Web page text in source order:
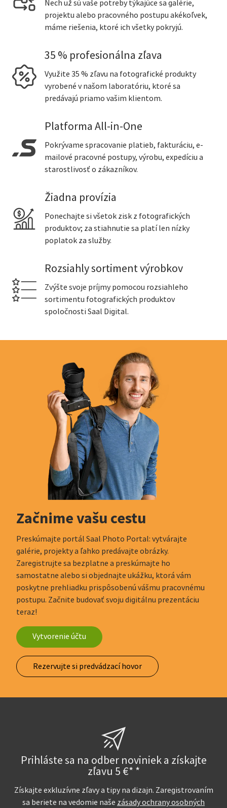
Nech už sú vaše potreby týkajúce sa galérie,
projektu alebo pracovného postupu akékoľvek,
máme riešenia, ktoré ich všetky pokryjú.
35 % profesionálna zľava
Využite 35 % zľavu na fotografické produkty
vyrobené v našom laboratóriu, ktoré sa
predávajú priamo vašim klientom.
Platforma All-in-One
Pokrývame spracovanie platieb, fakturáciu, e-
mailové pracovné postupy, výrobu, expedíciu a
starostlivosť o zákazníkov.
Žiadna provízia
Ponechajte si všetok zisk z fotografických
produktov; za stiahnutie sa platí len nízky
poplatok za služby.
Rozsiahly sortiment výrobkov
Zvýšte svoje príjmy pomocou rozsiahleho
sortimentu fotografických produktov
spoločnosti Saal Digital.
Začnime vašu cestu
Preskúmajte portál Saal Photo Portal: vytvárajte
galérie, projekty a ľahko predávajte obrázky.
Zaregistrujte sa bezplatne a preskúmajte ho
samostatne alebo si objednajte ukážku, ktorá vám
poskytne prehliadku prispôsobenú vášmu pracovnému
postupu. Začnite budovať svoju digitálnu prezentáciu
teraz!
Vytvorenie účtu
Rezervujte si predvádzací hovor
Prihláste sa na odber noviniek a získajte
zľavu 5 €* *
Získajte exkluzívne zľavy a tipy na dizajn. Zaregistrovaním
sa beriete na vedomie naše zásady ochrany osobných